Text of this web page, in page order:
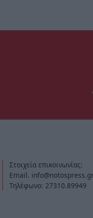
Στοιχεία επικοινωνίας:
Email. info@notospress.gr
Τηλέφωνο: 27310.89949